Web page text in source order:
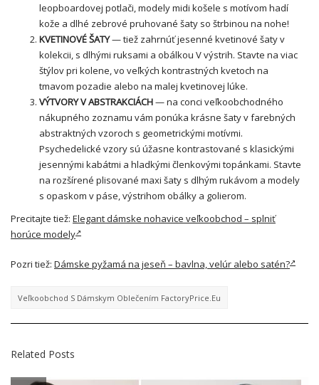
leopboardovej potlači, modely midi košele s motívom hadí
kože a dlhé zebrové pruhované šaty so štrbinou na nohe!
KVETINOVÉ ŠATY— tiež zahrnúť jesenné kvetinové šaty v
kolekcii, s dlhými ruksami a obálkou V výstrih. Stavte na viac
štýlov pri kolene, vo veľkých kontrastných kvetoch na
tmavom pozadie alebo na malej kvetinovej lúke.
VÝTVORY V ABSTRAKCIÁCH— na conci veľkoobchodného
nákupného zoznamu vám ponúka krásne šaty v farebných
abstraktných vzoroch s geometrickými motívmi.
Psychedelické vzory sú úžasne kontrastované s klasickými
jesennými kabátmi a hladkými členkovými topánkami. Stavte
na rozšírené plisované maxi šaty s dlhým rukávom a modely
s opaskom v páse, výstrihom obálky a golierom.
Precitajte tiež: Elegant dámske nohavice veľkoobchod – splniť
horúce modely
Pozri tiež: Dámske pyžamá na jeseň – bavlna, velúr alebo satén?
Veľkoobchod S Dámskym Oblečením FactoryPrice.eu
Related Posts